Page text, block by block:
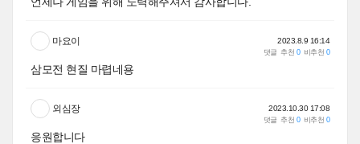
마요이 2023.8.9 16:14
댓글 추천 0 비추천 0
삼모전 현질 마렵네용
외심장 2023.10.30 17:08
댓글 추천 0 비추천 0
응원합니다